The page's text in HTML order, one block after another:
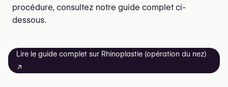
procédure, consultez notre guide complet ci-
dessous.
Lire le guide complet sur Rhinoplastie (opération du nez)
↗